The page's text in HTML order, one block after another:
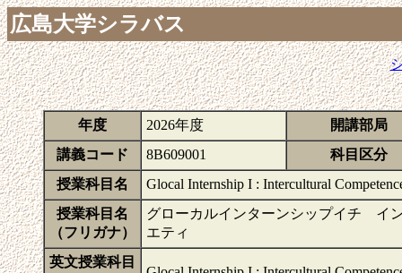
広島大学シラバス
年度 2026年度
開講部局
講義コード
8B609001
科目区分
授業科目名
Glocal Internship I : Intercultural
授業科目名
（フリガナ）
グローカルインターンシップイチ
エティ
英文授業科目